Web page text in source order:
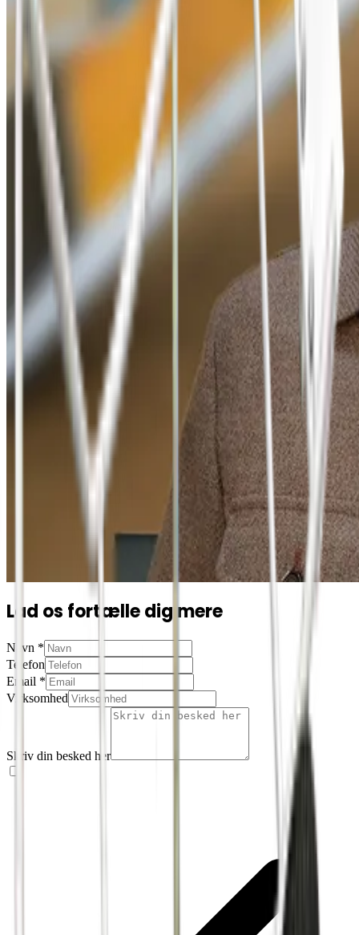
Lad os fortælle dig mere
Navn *
Telefon
Email *
Virksomhed
Skriv din besked her